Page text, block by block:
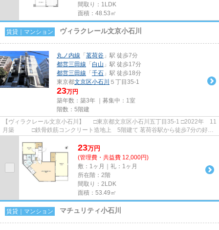
間取り：1LDK
面積：48.53㎡
賃貸｜マンション ヴィラクレール文京小石川
丸ノ内線 「 茗荷谷 」駅 徒歩7分
都営三田線 「 白山 」駅 徒歩17分
都営三田線 「 千石 」駅 徒歩18分
東京都文京区小石川 ５丁目35-1
23万円
築年数：築3年 ｜募集中： 1室
階数：5階建
【ヴィラクレール文京小石川】 □東京都文京区小石川五丁目35-1 □2022年 11
月築 □鉄骨鉄筋コンクリート造地上 5階建て 茗荷谷駅から徒歩7分の好立
23万円
(管理費・共益費 12,000円)
敷：1ヶ月｜礼：1ヶ月
所在階：2階
間取り：2LDK
面積：53.49㎡
賃貸｜マンション マチュリティ小石川